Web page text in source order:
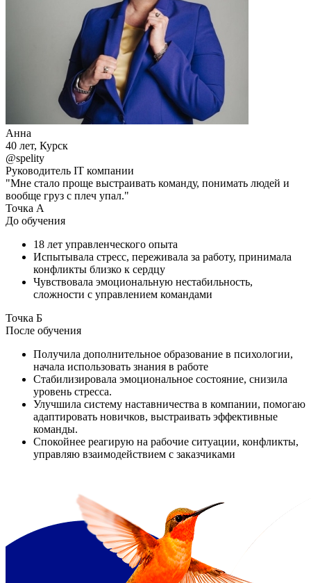
Анна
40 лет, Курск
@spelity
Руководитель IT компании
"Мне стало проще выстраивать команду, понимать людей и
вообще груз с плеч упал."
Точка А
До обучения
18 лет управленческого опыта
Испытывала стресс, переживала за работу, принимала
конфликты близко к сердцу
Чувствовала эмоциональную нестабильность,
сложности с управлением командами
Точка Б
После обучения
Получила дополнительное образование в психологии,
начала использовать знания в работе
Стабилизировала эмоциональное состояние, снизила
уровень стресса.
Улучшила систему наставничества в компании, помогаю
адаптировать новичков, выстраивать эффективные
команды.
Спокойнее реагирую на рабочие ситуации, конфликты,
управляю взаимодействием с заказчиками